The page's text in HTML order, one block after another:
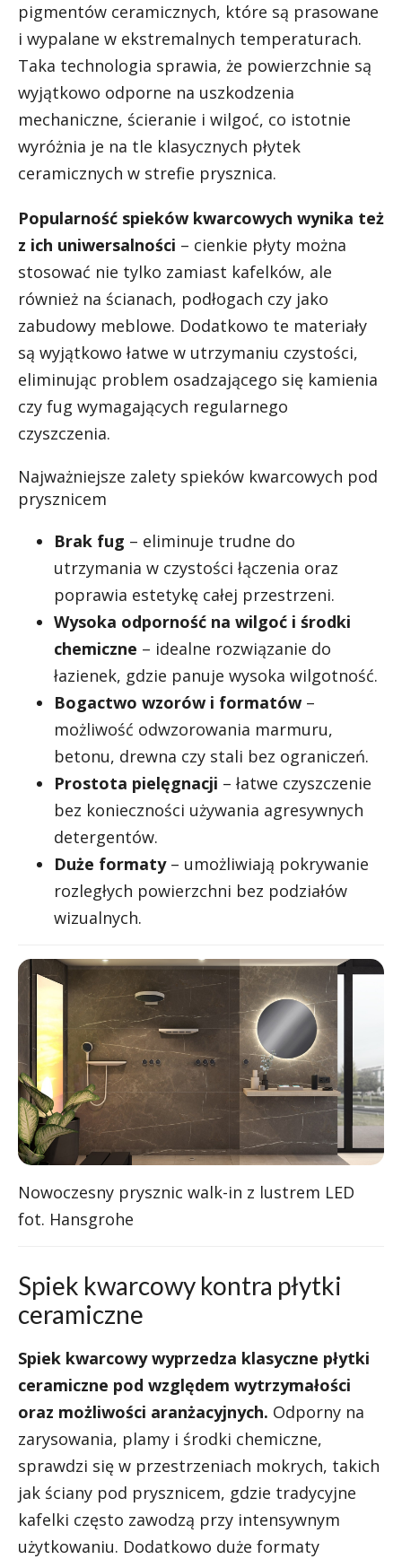
pigmentów ceramicznych, które są prasowane
i wypalane w ekstremalnych temperaturach.
Taka technologia sprawia, że powierzchnie są
wyjątkowo odporne na uszkodzenia
mechaniczne, ścieranie i wilgoć, co istotnie
wyróżnia je na tle klasycznych płytek
ceramicznych w strefie prysznica.
Popularność spieków kwarcowych wynika też
z ich uniwersalności – cienkie płyty można
stosować nie tylko zamiast kafelków, ale
również na ścianach, podłogach czy jako
zabudowy meblowe. Dodatkowo te materiały
są wyjątkowo łatwe w utrzymaniu czystości,
eliminując problem osadzającego się kamienia
czy fug wymagających regularnego
czyszczenia.
Najważniejsze zalety spieków kwarcowych pod
prysznicem
Brak fug – eliminuje trudne do
utrzymania w czystości łączenia oraz
poprawia estetykę całej przestrzeni.
Wysoka odporność na wilgoć i środki
chemiczne – idealne rozwiązanie do
łazienek, gdzie panuje wysoka wilgotność.
Bogactwo wzorów i formatów –
możliwość odwzorowania marmuru,
betonu, drewna czy stali bez ograniczeń.
Prostota pielęgnacji – łatwe czyszczenie
bez konieczności używania agresywnych
detergentów.
Duże formaty– umożliwiają pokrywanie
rozległych powierzchni bez podziałów
wizualnych.
Nowoczesny prysznic walk-in z lustrem LED
fot. Hansgrohe
Spiek kwarcowy kontra płytki
ceramiczne
Spiek kwarcowy wyprzedza klasyczne płytki
ceramiczne pod względem wytrzymałości
oraz możliwości aranżacyjnych. Odporny na
zarysowania, plamy i środki chemiczne,
sprawdzi się w przestrzeniach mokrych, takich
jak ściany pod prysznicem, gdzie tradycyjne
kafelki często zawodzą przy intensywnym
użytkowaniu. Dodatkowo duże formaty